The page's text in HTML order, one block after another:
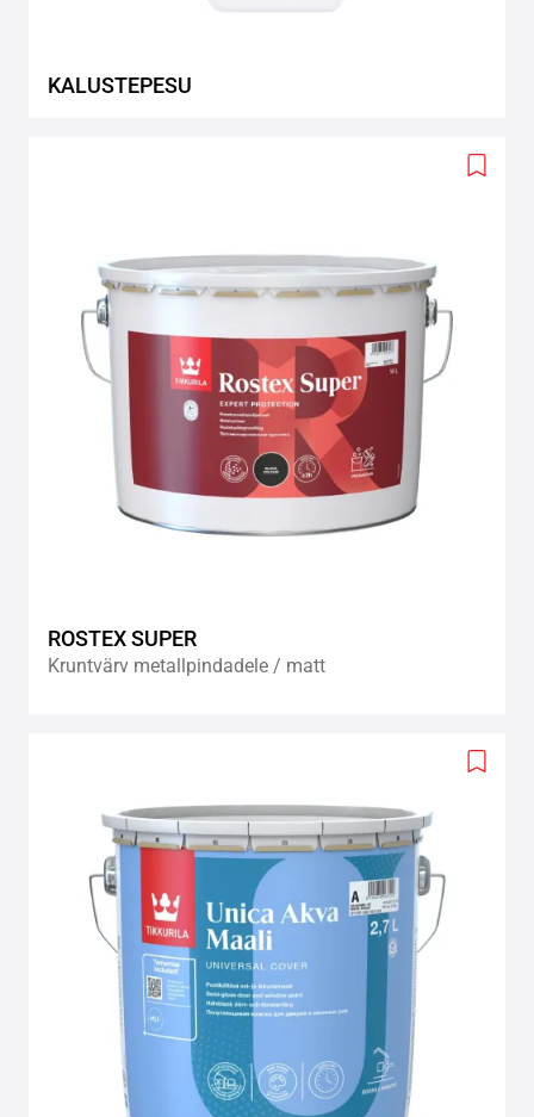
KALUSTEPESU
Add
ROSTEX SUPER
Kruntvärv metallpindadele / matt
Add